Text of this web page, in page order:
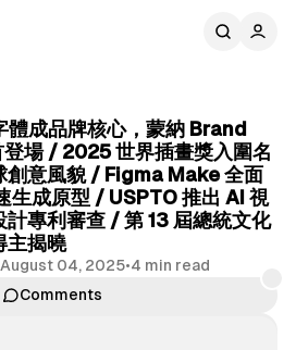
體成品牌核心，蒙納 Brand
場 / 2025 世界插畫獎入圍名
創意風貌 / Figma Make 全面
生成原型 / USPTO 推出 AI 視
計專利審查 / 第 13 屆總統文化
主揭曉
August 04, 2025•4 min read
Comments